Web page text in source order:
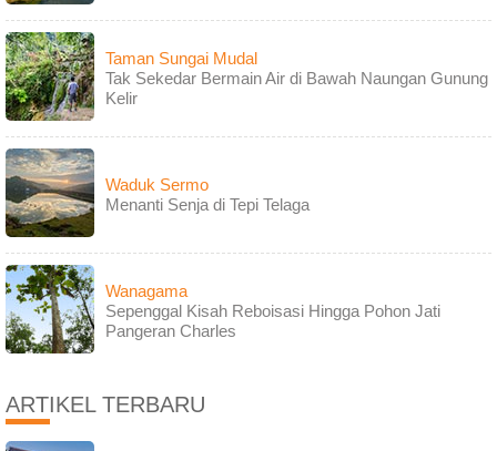
Taman Sungai Mudal
Tak Sekedar Bermain Air di Bawah Naungan Gunung
Kelir
Waduk Sermo
Menanti Senja di Tepi Telaga
Wanagama
Sepenggal Kisah Reboisasi Hingga Pohon Jati
Pangeran Charles
ARTIKEL TERBARU